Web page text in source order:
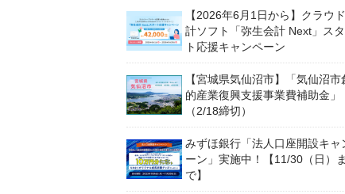
【2026年6月1日から】クラウ
計ソフト「弥生会計 Next」ス
ト応援キャンペーン
【宮城県気仙沼市】「気仙沼市
的産業復興支援事業費補助金」
（2/18締切）
みずほ銀行「法人口座開設キャ
ーン」実施中！【11/30（日）ま
で】